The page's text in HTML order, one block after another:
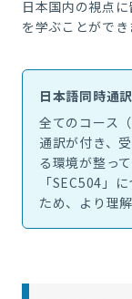
日本国内の視点
を学ぶことができ
日本語同時通
全てのコース
通訳が付き、
る環境が整っ
「SEC504」
ため、より理